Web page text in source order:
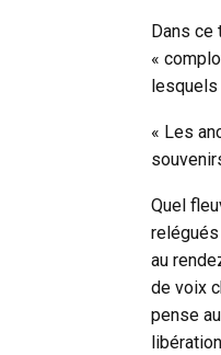
Dans
«
« Les
Quel
au
de voix
pense